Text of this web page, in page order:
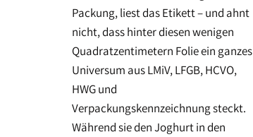
Packung, liest das Etikett – und ahnt
nicht, dass hinter diesen wenigen
Quadratzentimetern Folie ein ganzes
Universum aus LMiV, LFGB, HCVO,
HWG und
Verpackungskennzeichnung steckt.
Während sie den Joghurt in den